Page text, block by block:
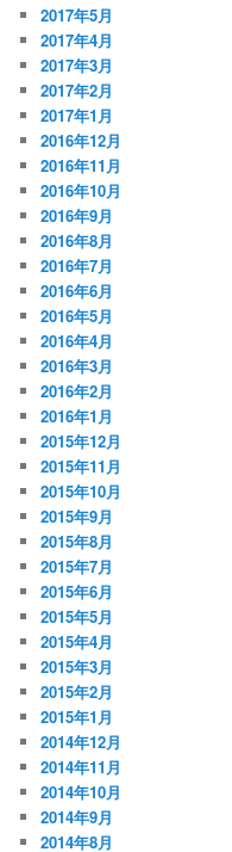
2017年5月
2017年4月
2017年3月
2017年2月
2017年1月
2016年12月
2016年11月
2016年10月
2016年9月
2016年8月
2016年7月
2016年6月
2016年5月
2016年4月
2016年3月
2016年2月
2016年1月
2015年12月
2015年11月
2015年10月
2015年9月
2015年8月
2015年7月
2015年6月
2015年5月
2015年4月
2015年3月
2015年2月
2015年1月
2014年12月
2014年11月
2014年10月
2014年9月
2014年8月